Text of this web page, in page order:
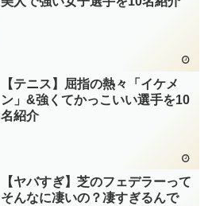
【テニス】屈指の熱々「イケメ
ン」&強くてかっこいい選手を10
名紹介
【ヤバすぎ】芝のフェデラーって
そんなに凄いの？凄すぎるんで